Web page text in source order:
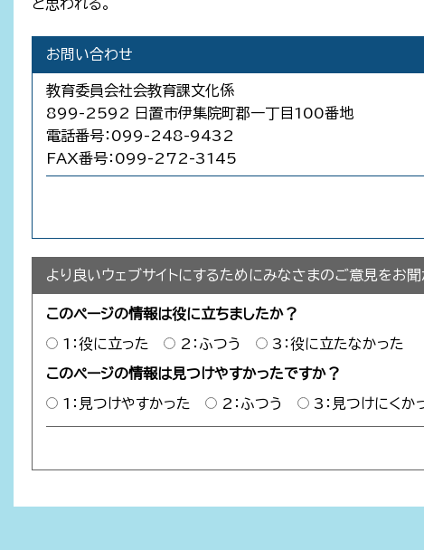
と思われる。
お問い合わせ
教育委員会社会教育課文化係
899-2592 日置市伊集院町郡一丁目100番地
電話番号：099-248-9432
FAX番号：099-272-3145
より良いウェブサイトにするためにみなさまのご意見をお
このページの情報は役に立ちましたか？
1：役に立った 2：ふつう 3：役に立たなかった
このページの情報は見つけやすかったですか？
1：見つけやすかった 2：ふつう 3：見つけにくか